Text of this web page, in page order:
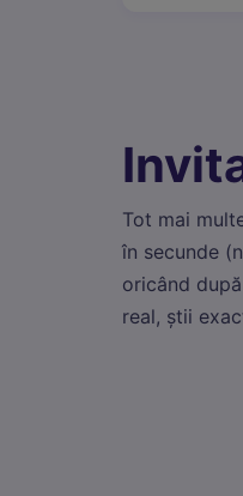
Tot mai
în secunde
oricând
real, știi